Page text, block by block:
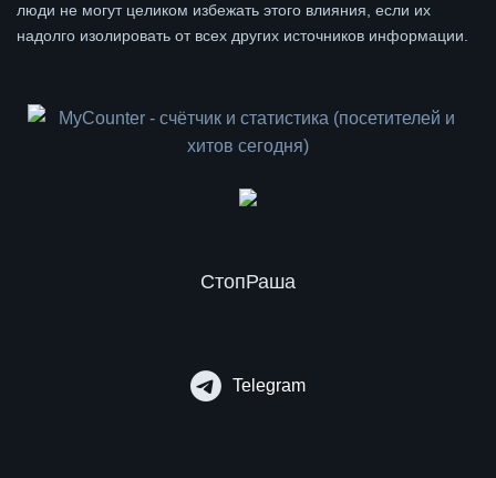
люди не могут целиком избежать этого влияния, если их
надолго изолировать от всех других источников информации.
СтопРаша
Telegram